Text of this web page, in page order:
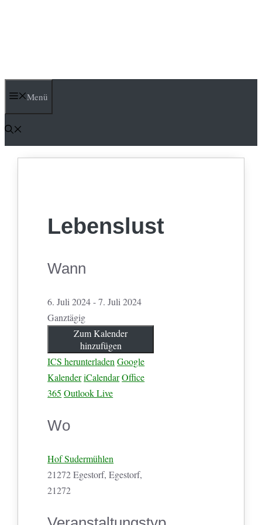
Menü
Lebenslust
Wann
6. Juli 2024 - 7. Juli 2024
Ganztägig
Zum Kalender
hinzufügen
ICS herunterladen Google
KalenderiCalendarOffice
365 Outlook Live
Wo
Hof Sudermühlen
21272 Egestorf, Egestorf,
21272